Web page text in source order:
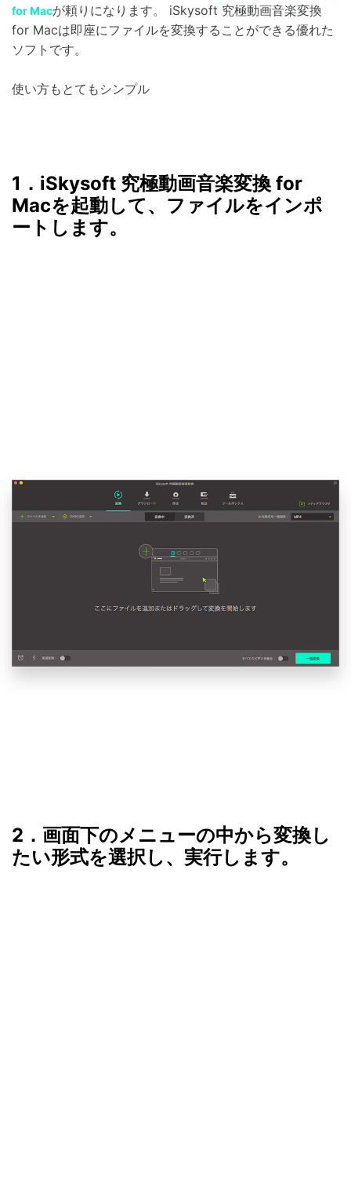
for Macが頼りになります。 iSkysoft 究極動画音楽変換
for Macは即座にファイルを変換することができる優れた
ソフトです。
使い方もとてもシンプル
1．iSkysoft 究極動画音楽変換 for
Macを起動して、ファイルをインポ
ートします。
2．画面下のメニューの中から変換し
たい形式を選択し、実行します。